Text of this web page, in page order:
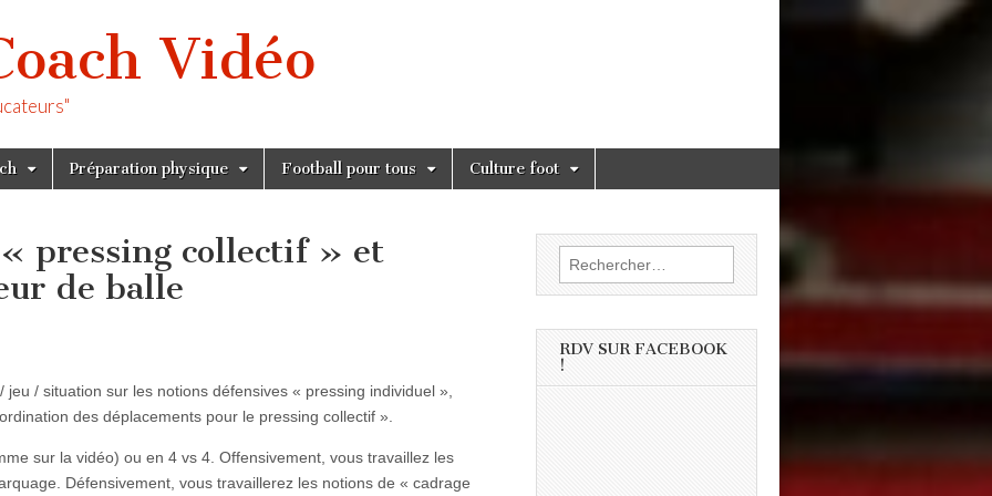
Vidéo
Préparation physique Football pour tous Culture foot
« pressing collectif » et
de balle
/ situation sur les notions défensives « pressing individuel »,
des déplacements pour le pressing collectif ».
sur la vidéo) ou en 4 vs 4. Offensivement, vous travaillez les
Défensivement, vous travaillerez les notions de « cadrage
Rechercher :
RDV SUR FACEBOOK
!